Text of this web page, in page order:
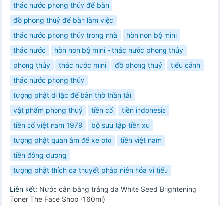
thác nước phong thủy để bàn
đồ phong thuỷ để bàn làm việc
thác nước phong thủy trong nhà
hòn non bộ mini
thác nước
hòn non bộ mini - thác nước phong thủy
phong thủy
thác nước mini đồ phong thuỷ
tiểu cảnh
thác nước phong thủy
tượng phật di lặc để bàn thờ thần tài
vật phẩm phong thuỷ
tiền cổ
tiền indonesia
tiền cổ việt nam 1979
bộ sưu tập tiền xu
tượng phật quan âm để xe oto
tiền việt nam
tiền đông dương
tượng phật thích ca thuyết pháp niên hóa vì tiếu
Liên kết: Nước cân bằng trắng da White Seed Brightening
Toner The Face Shop (160ml)